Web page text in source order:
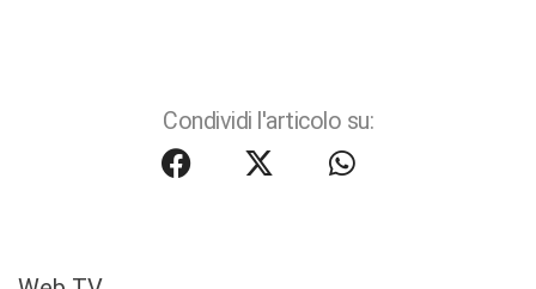
Condividi l'articolo su: